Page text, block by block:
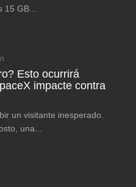
GB...
Esto ocurrirá
impacte contra
un visitante inesperado.
una...